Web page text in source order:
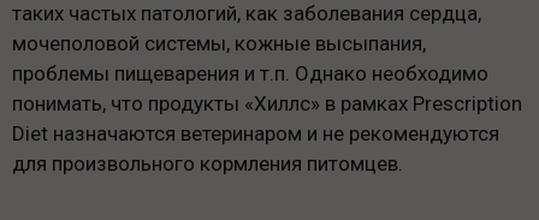
таких частых патологий, как заболевания сердца,
мочеполовой системы, кожные высыпания,
проблемы пищеварения и т.п. Однако необходимо
понимать, что продукты «Хиллс» в рамках Prescription
Diet назначаются ветеринаром и не рекомендуются
для произвольного кормления питомцев.